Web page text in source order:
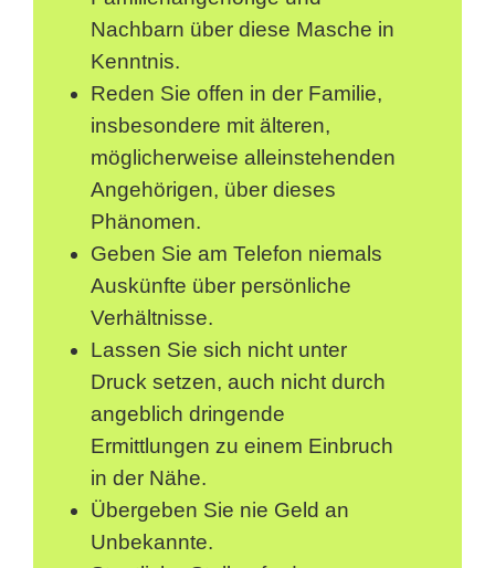
Nachbarn über diese Masche in
Kenntnis.
Reden Sie offen in der Familie,
insbesondere mit älteren,
möglicherweise alleinstehenden
Angehörigen, über dieses
Phänomen.
Geben Sie am Telefon niemals
Auskünfte über persönliche
Verhältnisse.
Lassen Sie sich nicht unter
Druck setzen, auch nicht durch
angeblich dringende
Ermittlungen zu einem Einbruch
in der Nähe.
Übergeben Sie nie Geld an
Unbekannte.